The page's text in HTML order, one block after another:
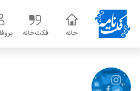
خانه فکت‌خانه